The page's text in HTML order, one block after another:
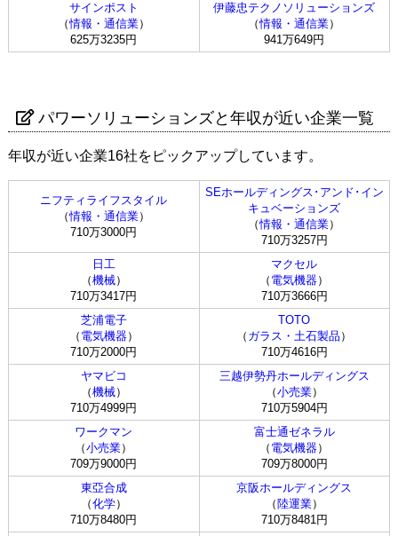
サインポスト
（情報・通信業）
625万3235円
伊藤忠テクノソリューションズ
（情報・通信業）
941万649円
パワーソリューションズと年収が近い企業一覧
年収が近い企業16社をピックアップしています。
ニフティライフスタイル
（情報・通信業）
710万3000円
SEホールディングス･アンド･イン
キュベーションズ
（情報・通信業）
710万3257円
日工
（機械）
710万3417円
マクセル
（ 電気機器）
710万3666円
芝浦電子
（ 電気機器）
710万2000円
TOTO
（ ガラス・土石製品 ）
710万4616円
ヤマビコ
（機械）
710万4999円
三越伊勢丹ホールディングス
（小売業）
710万5904円
ワークマン
（小売業）
709万9000円
富士通ゼネラル
（ 電気機器）
709万8000円
東亞合成
（化学）
710万8480円
京阪ホールディングス
（ 陸運業）
710万8481円